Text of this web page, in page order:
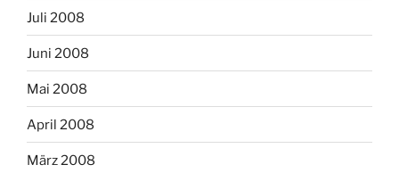
Juli 2008
Juni 2008
Mai 2008
April 2008
März 2008